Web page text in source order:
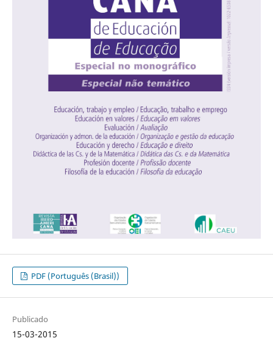
PDF (Português (Brasil))
Publicado
15-03-2015